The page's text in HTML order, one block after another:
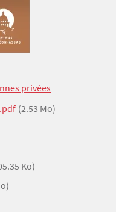
privées
(2.53 Mo)
Ko)